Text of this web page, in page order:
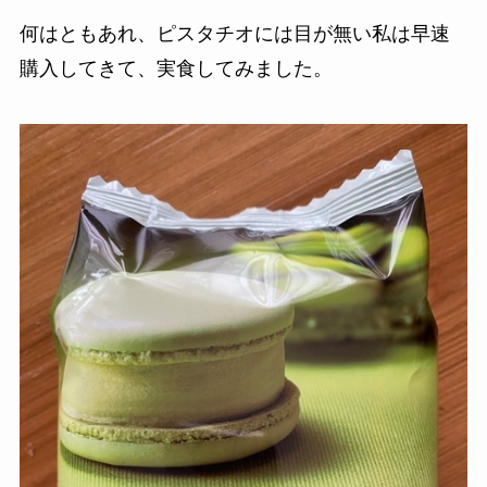
何はともあれ、ピスタチオには目が無い私は早速
購入してきて、実食してみました。